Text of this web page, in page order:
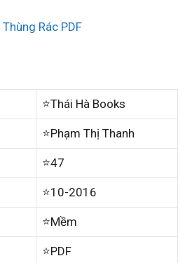
Rác PDF
⭐Thái Hà Books
⭐Phạm Thị Thanh
⭐47
⭐10-2016
⭐Mềm
⭐PDF